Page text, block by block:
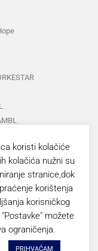
koristi kolačiće
kolačića nužni su
stranice,dok
korištenja
korisničkog
možete
ograničenja.
PRIHVAĆAM